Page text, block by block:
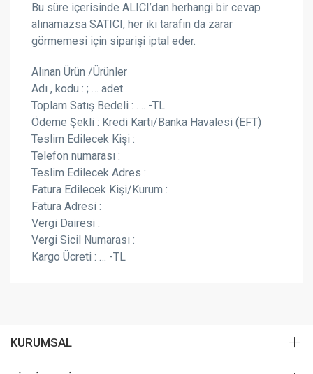
Bu süre içerisinde ALICI’dan herhangi bir cevap
alınamazsa SATICI, her iki tarafın da zarar
görmemesi için siparişi iptal eder.
Alınan Ürün /Ürünler
Adı , kodu : ; … adet
Toplam Satış Bedeli : …. -TL
Ödeme Şekli : Kredi Kartı/Banka Havalesi (EFT)
Teslim Edilecek Kişi :
Telefon numarası :
Teslim Edilecek Adres :
Fatura Edilecek Kişi/Kurum :
Fatura Adresi :
Vergi Dairesi :
Vergi Sicil Numarası :
Kargo Ücreti : … -TL
KURUMSAL